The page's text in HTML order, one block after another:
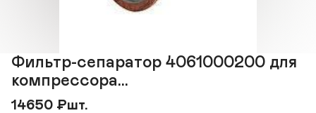
Фильтр-сепаратор 4061000200 для
компрессора...
14650 ₽шт.